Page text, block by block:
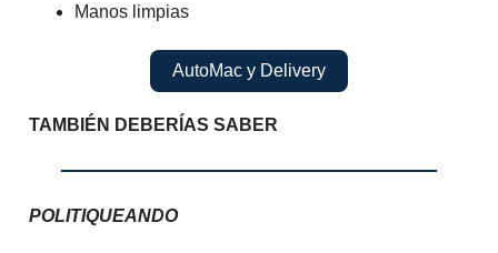
Manos limpias
AutoMac y Delivery
TAMBIÉN DEBERÍAS SABER
POLITIQUEANDO